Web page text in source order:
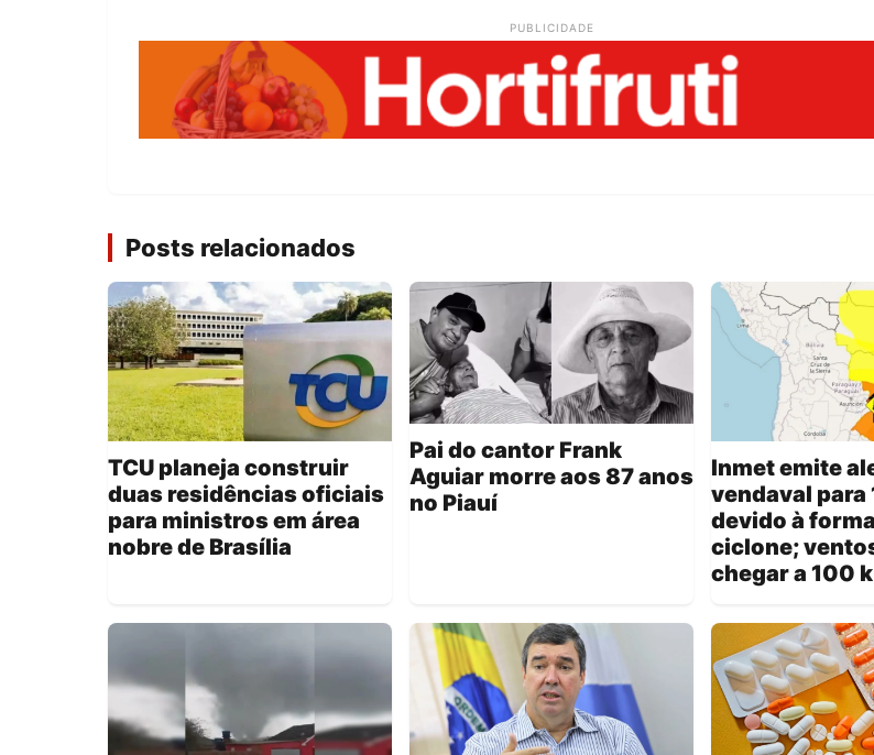
PUBLICIDADE
Posts relacionados
TCU planeja construir
duas residências oficiais
para ministros em área
nobre de Brasília
Pai do cantor Frank
Aguiar morre aos 87 anos
no Piauí
Inmet emite
vendaval para
devido à
ciclone;
chegar a 100